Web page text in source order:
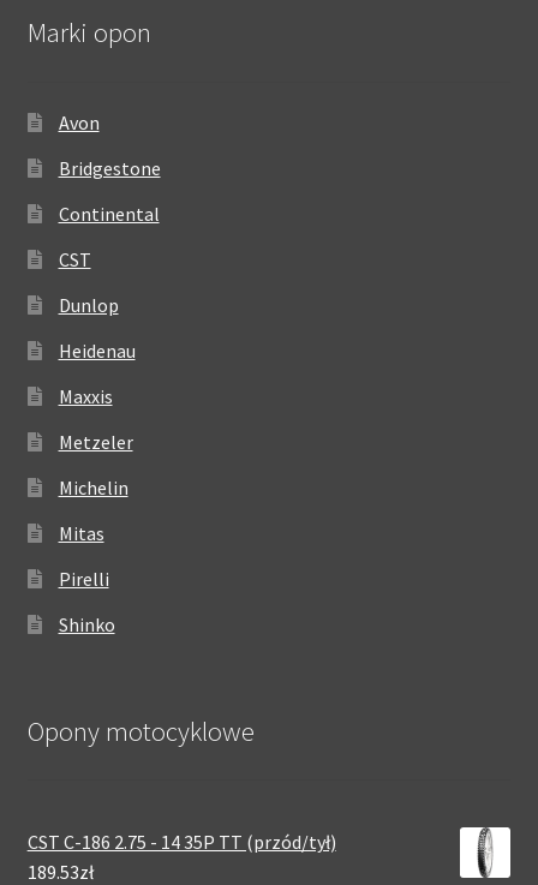
Marki opon
Avon
Bridgestone
Continental
CST
Dunlop
Heidenau
Maxxis
Metzeler
Michelin
Mitas
Pirelli
Shinko
Opony motocyklowe
CST C-186 2.75 - 14 35P TT (przód/tył)
189.53zł